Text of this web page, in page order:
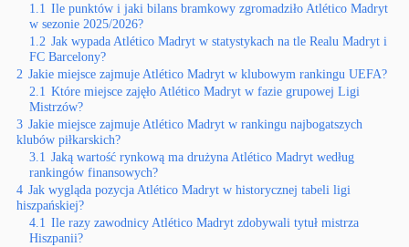
1.1 Ile punktów i jaki bilans bramkowy zgromadziło Atlético Madryt
w sezonie 2025/2026?
1.2 Jak wypada Atlético Madryt w statystykach na tle Realu Madryt i
FC Barcelony?
2 Jakie miejsce zajmuje Atlético Madryt w klubowym rankingu UEFA?
2.1 Które miejsce zajęło Atlético Madryt w fazie grupowej Ligi
Mistrzów?
3 Jakie miejsce zajmuje Atlético Madryt w rankingu najbogatszych
klubów piłkarskich?
3.1 Jaką wartość rynkową ma drużyna Atlético Madryt według
rankingów finansowych?
4 Jak wygląda pozycja Atlético Madryt w historycznej tabeli ligi
hiszpańskiej?
4.1 Ile razy zawodnicy Atlético Madryt zdobywali tytuł mistrza
Hiszpanii?